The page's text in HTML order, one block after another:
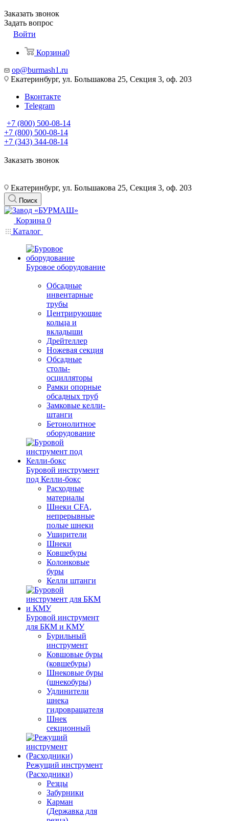
Заказать звонок
Задать вопрос
Войти
Корзина0
op@burmash1.ru
Екатеринбург, ул. Большакова 25, Секция 3, оф. 203
Вконтакте
Telegram
+7 (800) 500-08-14
+7 (800) 500-08-14
+7 (343) 344-08-14
Заказать звонок
Екатеринбург, ул. Большакова 25, Секция 3, оф. 203
Поиск
Корзина 0
Каталог
Буровое оборудование
Обсадные
инвентарные
трубы
Центрирующие
кольца и
вкладыши
Дрейтеллер
Ножевая секция
Обсадные
столы-
осцилляторы
Рамки опорные
обсадных труб
Замковые келли-
штанги
Бетонолитное
оборудование
Буровой инструмент
под Келли-бокс
Расходные
материалы
Шнеки CFA,
непрерывные
полые шнеки
Уширители
Шнеки
Ковшебуры
Колонковые
буры
Келли штанги
Буровой инструмент
для БКМ и КМУ
Бурильный
инструмент
Ковшовые буры
(ковшебуры)
Шнековые буры
(шнекобуры)
Удлинители
шнека
гидровращателя
Шнек
секционный
Режущий инструмент
(Расходники)
Резцы
Забурники
Карман
(Державка для